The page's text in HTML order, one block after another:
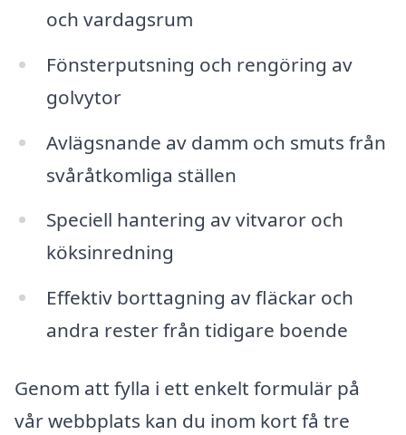
och vardagsrum
Fönsterputsning och rengöring av
golvytor
Avlägsnande av damm och smuts från
svåråtkomliga ställen
Speciell hantering av vitvaror och
köksinredning
Effektiv borttagning av fläckar och
andra rester från tidigare boende
Genom att fylla i ett enkelt formulär på
vår webbplats kan du inom kort få tre